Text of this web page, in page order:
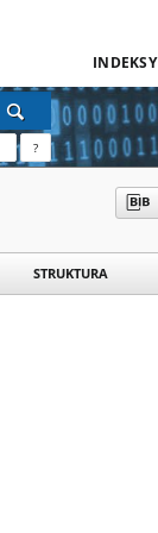
INDEKSY
?
STRUKTURA